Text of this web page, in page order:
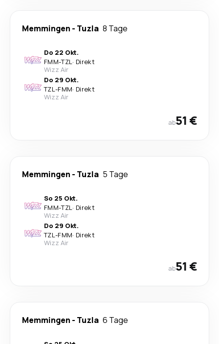
Memmingen - Tuzla 8 Tage
Do 22 Okt.
FMM-TZL· Direkt
Wizz Air
Do 29 Okt.
TZL-FMM· Direkt
Wizz Air
ab51 €
Memmingen - Tuzla 5 Tage
So 25 Okt.
FMM-TZL· Direkt
Wizz Air
Do 29 Okt.
TZL-FMM· Direkt
Wizz Air
ab51 €
Memmingen - Tuzla 6 Tage